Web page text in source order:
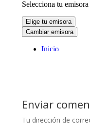
Enviar
Tu dirección de